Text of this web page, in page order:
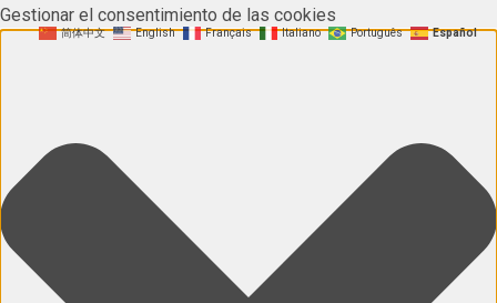
Gestionar el consentimiento de las cookies
简体中文 English Français Italiano Português Español